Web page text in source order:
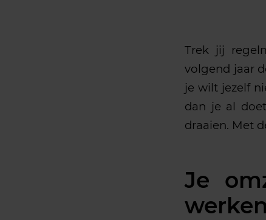
Trek jij
volgend jaar
je wilt jezelf
dan je al
draaien. Met
Je
werken